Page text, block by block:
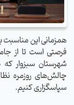
همزمانی این مناسبت
فرصتی است تا از
شهرستان سبزوار که
چالش‌های روزمره
سپاسگزاری کنیم.